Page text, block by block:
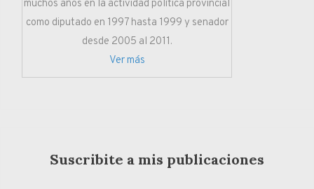
muchos años en la actividad política provincial
como diputado en 1997 hasta 1999 y senador
desde 2005 al 2011.
Ver más
Suscribite a mis publicaciones